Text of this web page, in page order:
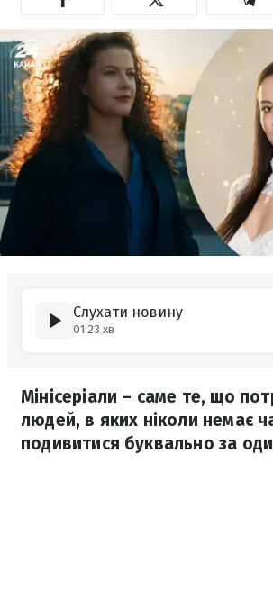
Слухати новину
01:23 хв
Мінісеріали – саме те, що
людей, в яких ніколи немає
подивитися буквально за